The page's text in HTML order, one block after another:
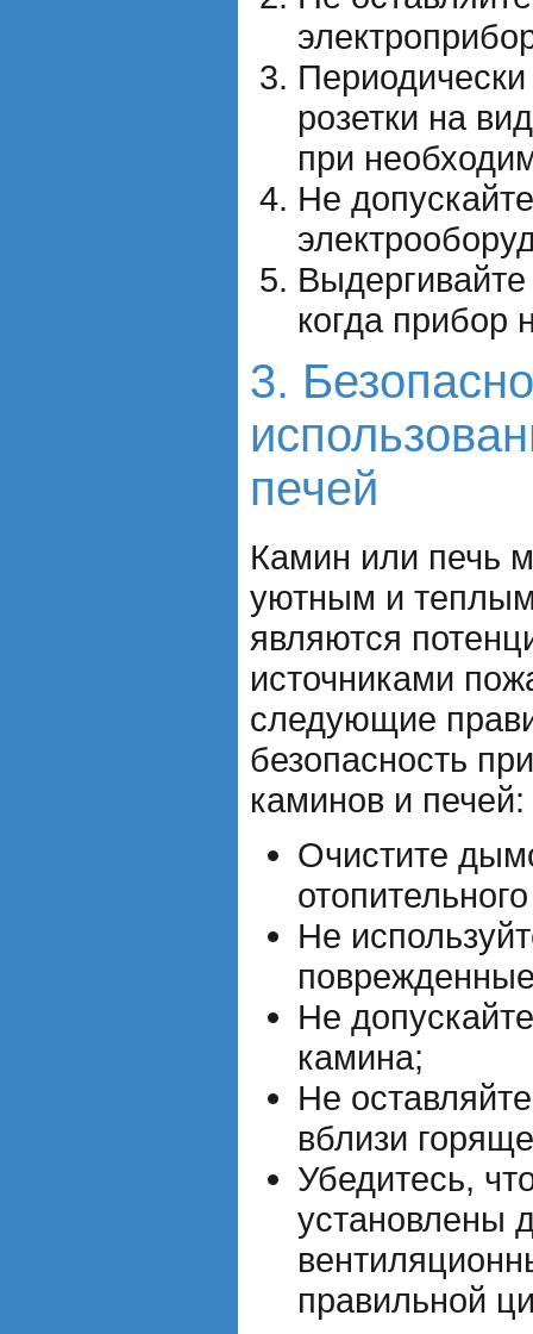
розетки на
при
Не
Выдергивайте
когда прибор
3.
печей
Камин или печь
уютным и
являются
источниками
следующие
безопасность
каминов и печей:
Очистите
Не
Не
камина;
Не
вблизи
Убедитесь,
установлены
правильной